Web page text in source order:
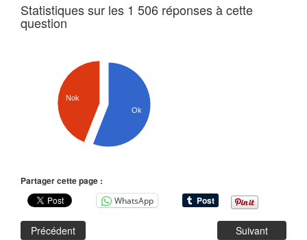
Statistiques sur les 1 506 réponses à cette
question
Nok
Ok
Partager cette page :
WhatsApp
Précédent Suivant